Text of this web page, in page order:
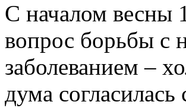
С началом весны
вопрос борьбы с
заболеванием –
дума